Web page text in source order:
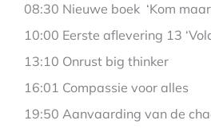
08:30 Nieuwe boek ‘Kom maar
10:00 Eerste aflevering 13
13:10 Onrust big thinker
16:01 Compassie voor alles
19:50 Aanvaarding van de